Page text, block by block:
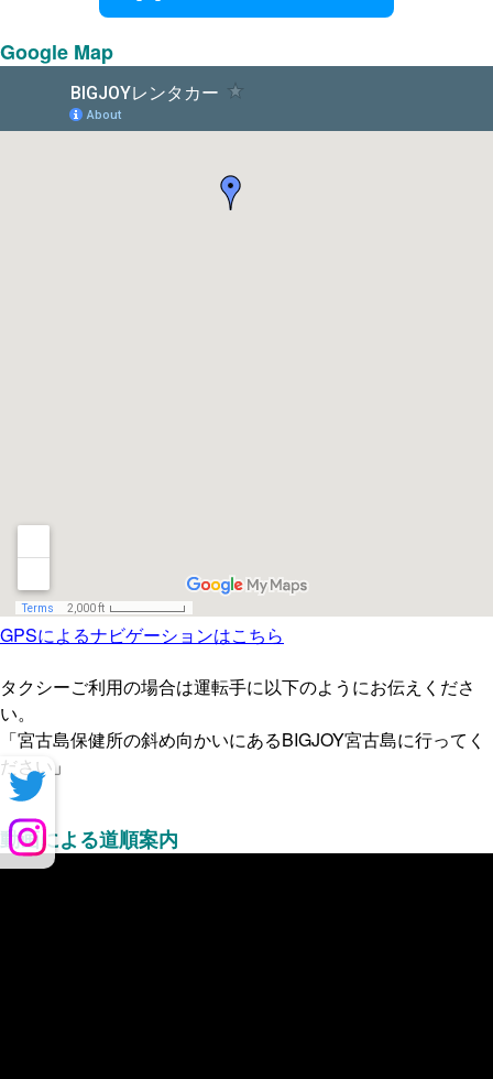
Google Map
GPSによるナビゲーションはこちら
タクシーご利用の場合は運転手に以下のようにお伝えくださ
い。
「宮古島保健所の斜め向かいにあるBIGJOY宮古島に行ってく
ださい」
動画による道順案内